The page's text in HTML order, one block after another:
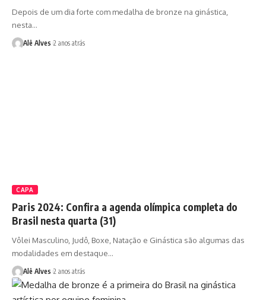
Depois de um dia forte com medalha de bronze na ginástica,
nesta…
Alê Alves 2 anos atrás
CAPA
Paris 2024: Confira a agenda olímpica completa do
Brasil nesta quarta (31)
Vôlei Masculino, Judô, Boxe, Natação e Ginástica são algumas das
modalidades em destaque…
Alê Alves 2 anos atrás